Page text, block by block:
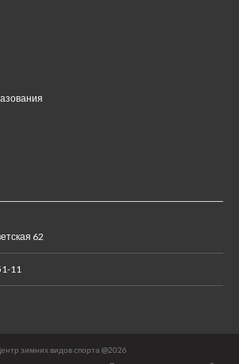
62
11
зимних видов спорта @2026